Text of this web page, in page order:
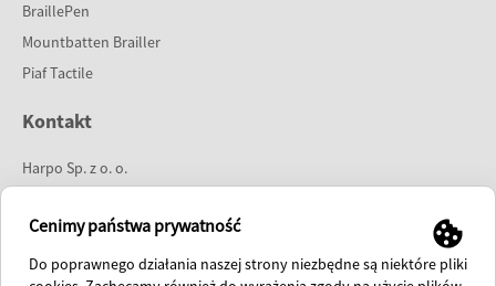
BraillePen
Mountbatten Brailler
Piaf Tactile
Kontakt
Harpo Sp. z o. o.
61-737 Poznań
tel:61 853 14 25
Cenimy państwa prywatność
Do poprawnego działania naszej strony niezbędne są niektóre pliki